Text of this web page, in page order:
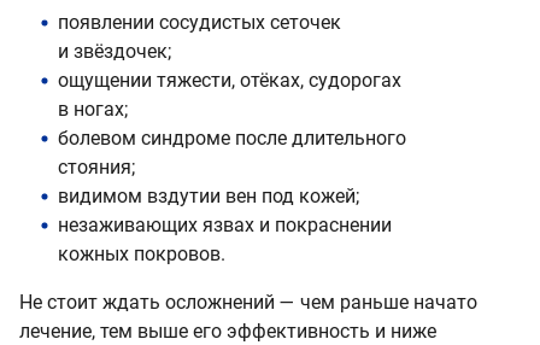
появлении сосудистых сеточек
и звёздочек;
ощущении тяжести, отёках, судорогах
в ногах;
болевом синдроме после длительного
стояния;
видимом вздутии вен под кожей;
незаживающих язвах и покраснении
кожных покровов.
Не стоит ждать осложнений — чем раньше начато
лечение, тем выше его эффективность и ниже